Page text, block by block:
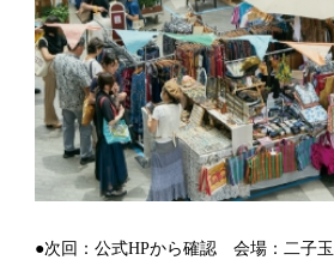
●次回：公式HPから確認 会場：二子